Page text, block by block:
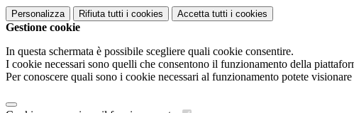
Personalizza Rifiuta tutti i cookies Accetta tutti i cookies
Gestione cookie
In questa schermata è possibile scegliere quali cookie consentire.
I cookie necessari sono quelli che consentono il funzionamento della
Per conoscere quali sono i cookie necessari al funzionamento potete visionare